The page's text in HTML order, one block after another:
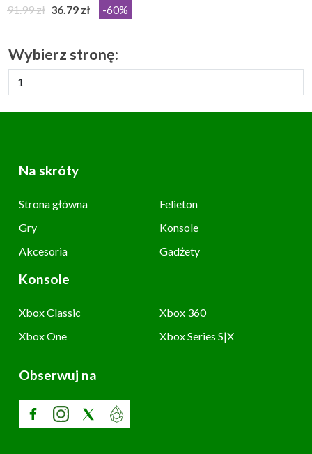
91.99 zł 36.79 zł -60%
Wybierz stronę:
Na skróty
Strona główna
Felieton
Gry
Konsole
Akcesoria
Gadżety
Konsole
Xbox Classic
Xbox 360
Xbox One
Xbox Series S|X
Obserwuj na